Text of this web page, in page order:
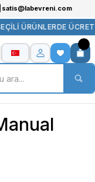
satis@labevreni.com
ÜRÜNLERDE